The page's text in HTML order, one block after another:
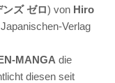
ンズ ゼロ) von Hiro
Verlag
MANGA die
diesen seit